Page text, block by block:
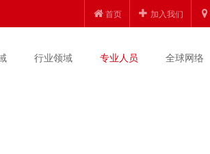
首页 加入我们
行业领域 专业人员 全球网络